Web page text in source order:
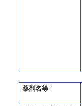
薬剤名等